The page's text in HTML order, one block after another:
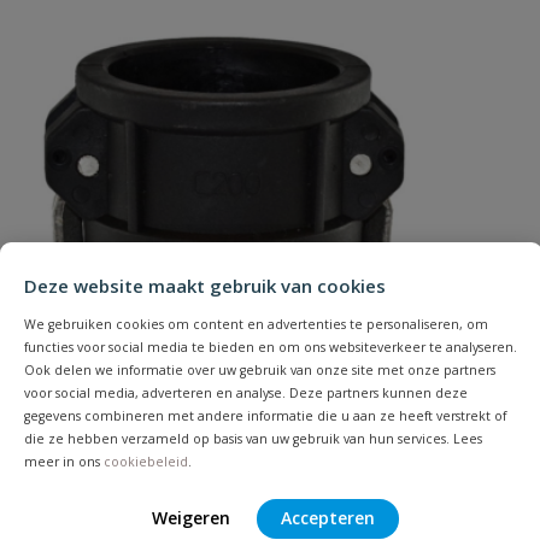
Deze website maakt gebruik van cookies
We gebruiken cookies om content en advertenties te personaliseren, om
functies voor social media te bieden en om ons websiteverkeer te analyseren.
Ook delen we informatie over uw gebruik van onze site met onze partners
voor social media, adverteren en analyse. Deze partners kunnen deze
gegevens combineren met andere informatie die u aan ze heeft verstrekt of
die ze hebben verzameld op basis van uw gebruik van hun services. Lees
meer in ons cookiebeleid.
Weigeren Accepteren
K
Uw waardering:
Samenvatting
Beoordeling